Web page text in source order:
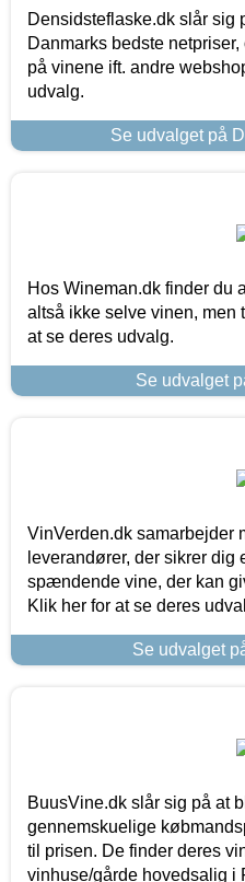
Densidsteflaske.dk slår sig
Danmarks bedste
på vinene ift. andre
udvalg.
Se udvalget på
Hos Wineman.dk finder du
altså ikke selve vinen, men
at se deres udvalg.
Se udvalget
VinVerden.dk samarbejder
leverandører, der sikrer dig
spændende vine, der kan
Klik her for at se deres
Se udvalget
BuusVine.dk slår sig på at
gennemskuelige
til prisen. De finder deres
vinhuse/gårde hovedsalig i